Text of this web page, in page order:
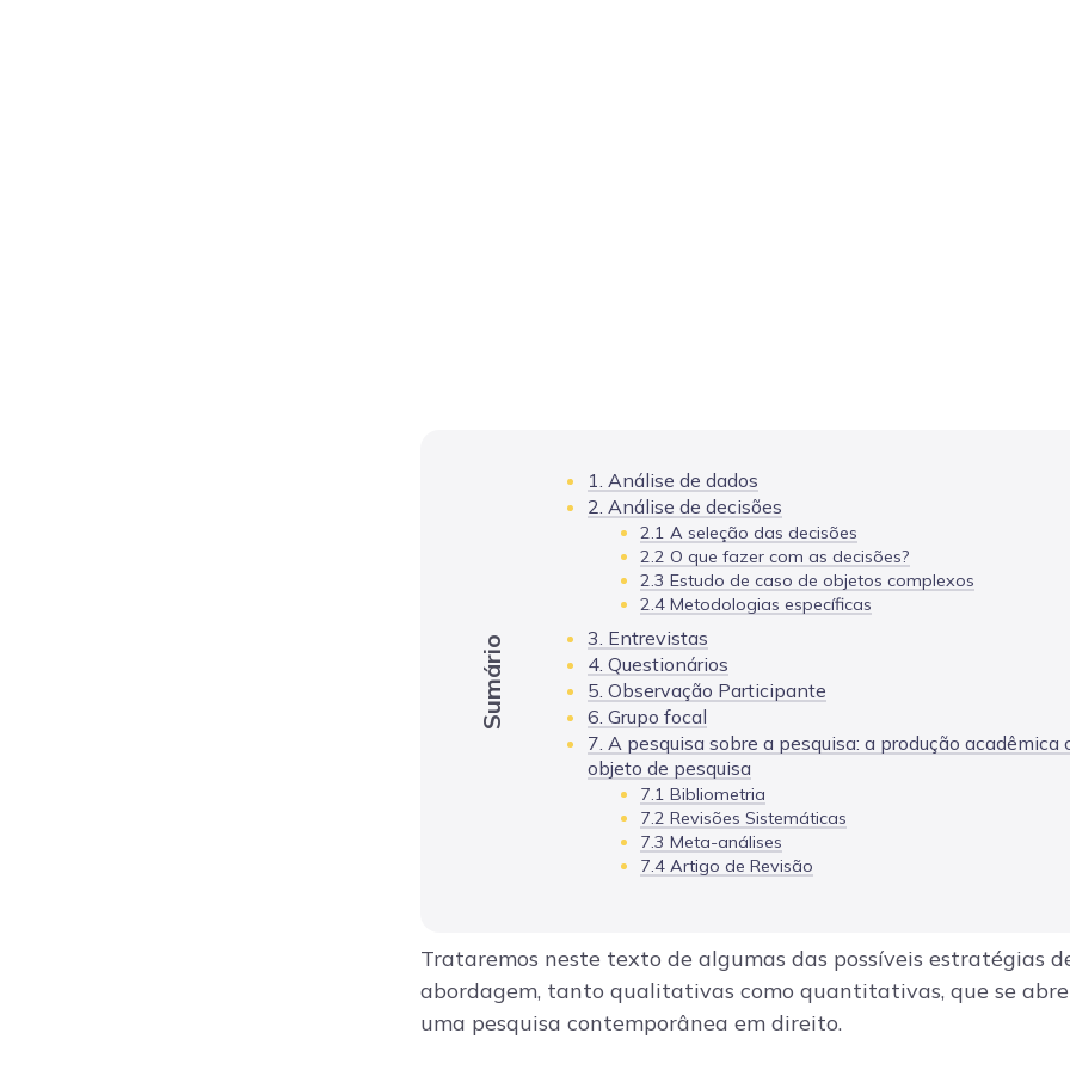
Sumário
1. Análise de dados
2. Análise de decisões
2.1 A seleção das decisões
2.2 O que fazer com as decisões?
2.3 Estudo de caso de objetos complexos
2.4 Metodologias específicas
3. Entrevistas
4. Questionários
5. Observação Participante
6. Grupo focal
7. A pesquisa sobre a pesquisa: a produção acadêmica
objeto de pesquisa
7.1 Bibliometria
7.2 Revisões Sistemáticas
7.3 Meta-análises
7.4 Artigo de Revisão
Trataremos neste texto de algumas das possíveis estratégias
abordagem, tanto qualitativas como quantitativas, que se
uma pesquisa contemporânea em direito.